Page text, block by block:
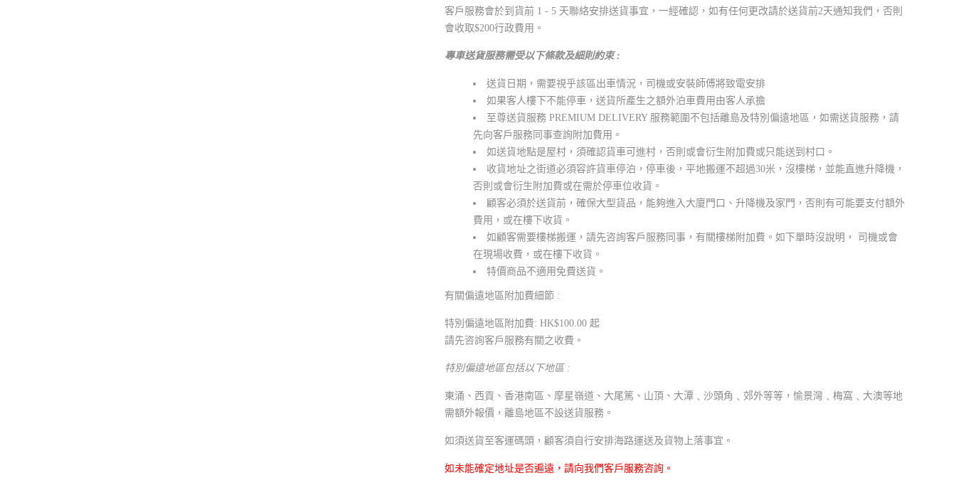
客戶服務會於到貨前 1 - 5 天聯絡安排送貨事宜，一經確認，如有任何更改請於送貨前2天通知我們，否則
會收取$200行政費用。
專車送貨服務需受以下條款及細則約束 :
送貨日期，需要視乎該區出車情況，司機或安裝師傅將致電安排
如果客人樓下不能停車，送貨所產生之額外泊車費用由客人承擔
至尊送貨服務 PREMIUM DELIVERY 服務範圍不包括離島及特別偏遠地區，如需送貨服務，請
先向客戶服務同事查詢附加費用。
如送貨地點是屋村，須確認貨車可進村，否則或會衍生附加費或只能送到村口。
收貨地址之街道必須容許貨車停泊，停車後，平地搬運不超過30米，沒樓梯，並能直進升降機，
否則或會衍生附加費或在需於停車位收貨。
顧客必須於送貨前，確保大型貨品，能夠進入大廈門口、升降機及家門，否則有可能要支付額外
費用，或在樓下收貨。
如顧客需要樓梯搬運，請先咨詢客戶服務同事，有關樓梯附加費。如下單時沒說明， 司機或會
在現場收費，或在樓下收貨。
特價商品不適用免費送貨。
有關偏遠地區附加費細節 :
特別偏遠地區附加費: HK$100.00 起
請先咨詢客戶服務有關之收費。
特別偏遠地區包括以下地區 :
東涌、西貢、香港南區、摩星嶺道、大尾篤、山頂、大潭﹑沙頭角﹑郊外等等，愉景灣﹑梅窩﹑大澳等地
需額外報價，離島地區不設送貨服務。
如須送貨至客運碼頭，顧客須自行安排海路運送及貨物上落事宜。
如未能確定地址是否遍遠，請向我們客戶服務咨詢。